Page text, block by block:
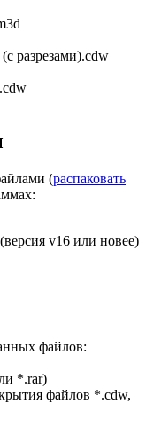
разрезами).cdw
(распаковать
v16 или новее)
файлов:
*.rar)
файлов *.cdw,